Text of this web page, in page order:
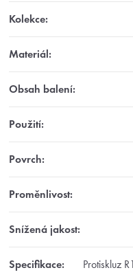
Kolekce:
Materiál:
Obsah balení:
Použití:
Povrch:
Proměnlivost:
Snížená jakost:
Specifikace: Protiskluz